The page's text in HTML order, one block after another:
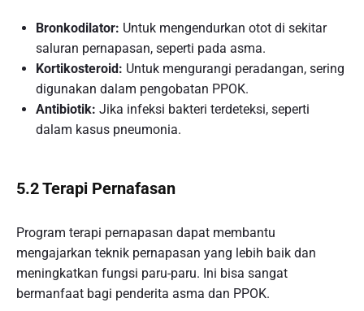
Bronkodilator: Untuk mengendurkan otot di sekitar
saluran pernapasan, seperti pada asma.
Kortikosteroid: Untuk mengurangi peradangan, sering
digunakan dalam pengobatan PPOK.
Antibiotik: Jika infeksi bakteri terdeteksi, seperti
dalam kasus pneumonia.
5.2 Terapi Pernafasan
Program terapi pernapasan dapat membantu
mengajarkan teknik pernapasan yang lebih baik dan
meningkatkan fungsi paru-paru. Ini bisa sangat
bermanfaat bagi penderita asma dan PPOK.